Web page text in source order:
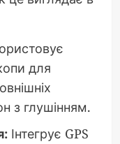
для
з глушінням.
Інтегрує GPS